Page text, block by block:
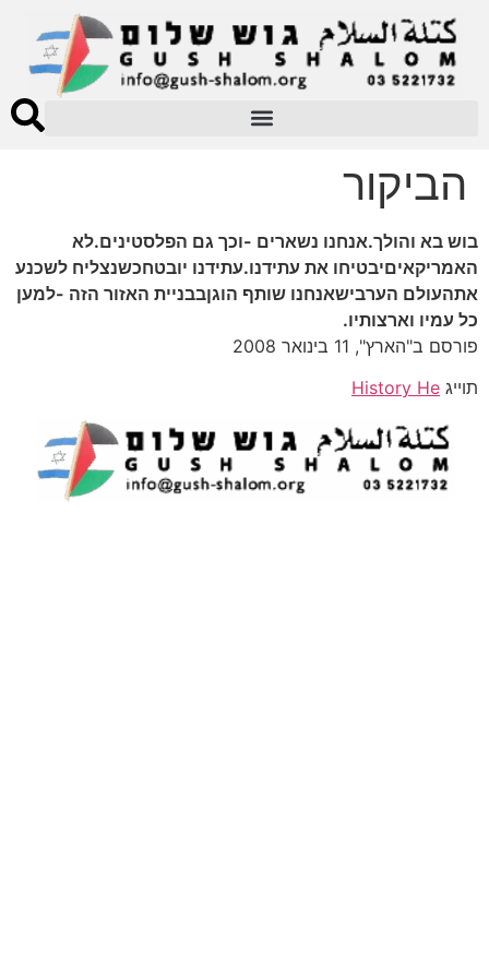
הביקור
בוש בא והולך.אנחנו נשארים -וכך גם הפלסטינים.לא
האמריקאיםיבטיחו את עתידנו.עתידנו יובטחכשנצליח לשכנע
אתהעולם הערבישאנחנו שותף הוגןבבניית האזור הזה -למען
כל עמיו וארצותיו.
פורסם ב"הארץ", 11 בינואר 2008
תוייג History He